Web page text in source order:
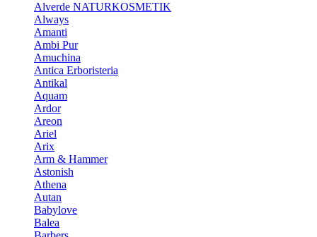
Alverde NATURKOSMETIK
Always
Amanti
Ambi Pur
Amuchina
Antica Erboristeria
Antikal
Aquam
Ardor
Areon
Ariel
Arix
Arm & Hammer
Astonish
Athena
Autan
Babylove
Balea